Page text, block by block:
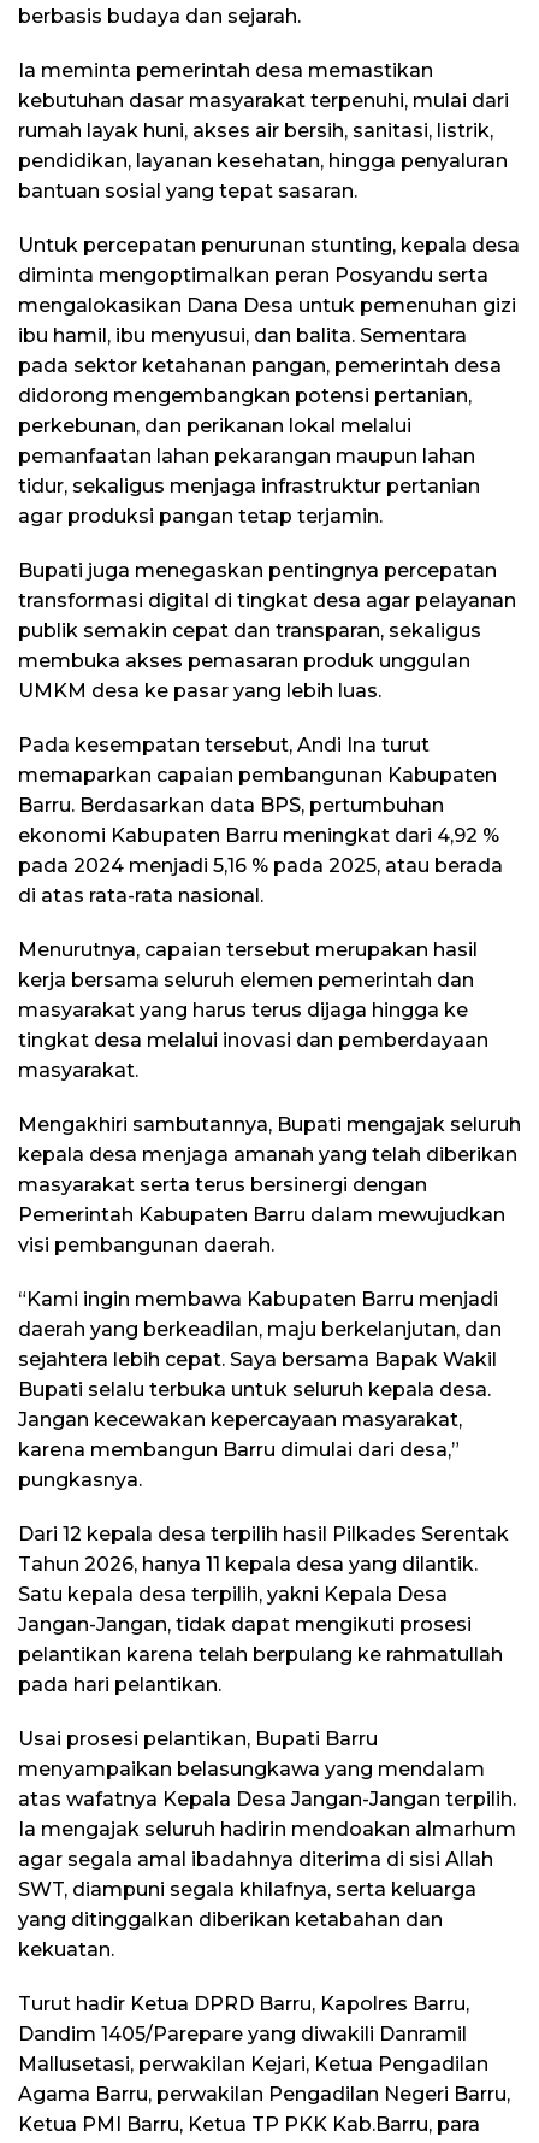
berbasis budaya dan sejarah.
Ia meminta pemerintah desa memastikan
kebutuhan dasar masyarakat terpenuhi, mulai dari
rumah layak huni, akses air bersih, sanitasi, listrik,
pendidikan, layanan kesehatan, hingga penyaluran
bantuan sosial yang tepat sasaran.
Untuk percepatan penurunan stunting, kepala desa
diminta mengoptimalkan peran Posyandu serta
mengalokasikan Dana Desa untuk pemenuhan gizi
ibu hamil, ibu menyusui, dan balita. Sementara
pada sektor ketahanan pangan, pemerintah desa
didorong mengembangkan potensi pertanian,
perkebunan, dan perikanan lokal melalui
pemanfaatan lahan pekarangan maupun lahan
tidur, sekaligus menjaga infrastruktur pertanian
agar produksi pangan tetap terjamin.
Bupati juga menegaskan pentingnya percepatan
transformasi digital di tingkat desa agar pelayanan
publik semakin cepat dan transparan, sekaligus
membuka akses pemasaran produk unggulan
UMKM desa ke pasar yang lebih luas.
Pada kesempatan tersebut, Andi Ina turut
memaparkan capaian pembangunan Kabupaten
Barru. Berdasarkan data BPS, pertumbuhan
ekonomi Kabupaten Barru meningkat dari 4,92 %
pada 2024 menjadi 5,16 % pada 2025, atau berada
di atas rata-rata nasional.
Menurutnya, capaian tersebut merupakan hasil
kerja bersama seluruh elemen pemerintah dan
masyarakat yang harus terus dijaga hingga ke
tingkat desa melalui inovasi dan pemberdayaan
masyarakat.
Mengakhiri sambutannya, Bupati mengajak seluruh
kepala desa menjaga amanah yang telah diberikan
masyarakat serta terus bersinergi dengan
Pemerintah Kabupaten Barru dalam mewujudkan
visi pembangunan daerah.
“Kami ingin membawa Kabupaten Barru menjadi
daerah yang berkeadilan, maju berkelanjutan, dan
sejahtera lebih cepat. Saya bersama Bapak Wakil
Bupati selalu terbuka untuk seluruh kepala desa.
Jangan kecewakan kepercayaan masyarakat,
karena membangun Barru dimulai dari desa,”
pungkasnya.
Dari 12 kepala desa terpilih hasil Pilkades Serentak
Tahun 2026, hanya 11 kepala desa yang dilantik.
Satu kepala desa terpilih, yakni Kepala Desa
Jangan-Jangan, tidak dapat mengikuti prosesi
pelantikan karena telah berpulang ke rahmatullah
pada hari pelantikan.
Usai prosesi pelantikan, Bupati Barru
menyampaikan belasungkawa yang mendalam
atas wafatnya Kepala Desa Jangan-Jangan terpilih.
Ia mengajak seluruh hadirin mendoakan almarhum
agar segala amal ibadahnya diterima di sisi Allah
SWT, diampuni segala khilafnya, serta keluarga
yang ditinggalkan diberikan ketabahan dan
kekuatan.
Turut hadir Ketua DPRD Barru, Kapolres Barru,
Dandim 1405/Parepare yang diwakili Danramil
Mallusetasi, perwakilan Kejari, Ketua Pengadilan
Agama Barru, perwakilan Pengadilan Negeri Barru,
Ketua PMI Barru, Ketua TP PKK Kab.Barru, para